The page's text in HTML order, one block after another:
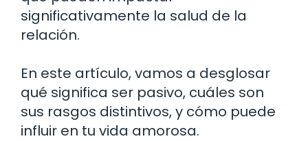
significativamente la salud de la
relación.
En este artículo, vamos a desglosar
qué significa ser pasivo, cuáles son
sus rasgos distintivos, y cómo puede
influir en tu vida amorosa.